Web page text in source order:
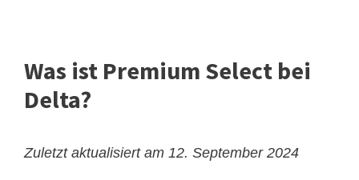
Was ist Premium Select bei
Delta?
Zuletzt aktualisiert am 12. September 2024